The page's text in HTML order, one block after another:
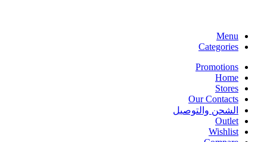
Menu
Categories
Promotions
Home
Stores
Our Contacts
الشحن والتوصيل
Outlet
Wishlist